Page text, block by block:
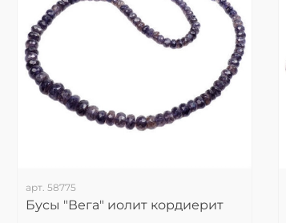
арт. 58775
Бусы "Вега" иолит кордиерит